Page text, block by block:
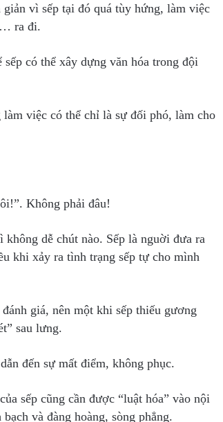
vì sếp tại đó quá tùy hứng, làm việc
ra đi.
có thể xây dựng văn hóa trong đội
việc có thể chỉ là sự đối phó, làm cho
Không phải đâu!
dễ chút nào. Sếp là nguời đưa ra
khi xảy ra tình trạng sếp tự cho mình
giá, nên một khi sếp thiếu gương
sau lưng.
đến sự mất điểm, không phục.
sếp cũng cần được “luật hóa” vào nội
và đàng hoàng, sòng phẳng.